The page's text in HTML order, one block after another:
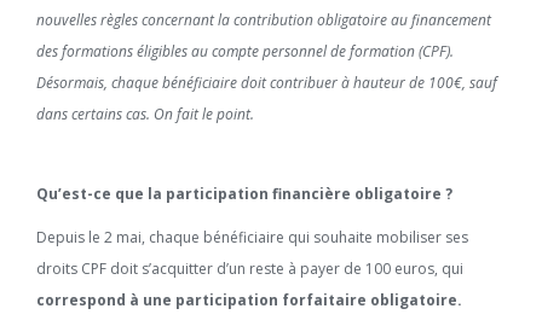
nouvelles règles concernant la contribution obligatoire au financement
des formations éligibles au compte personnel de formation (CPF).
Désormais, chaque bénéficiaire doit contribuer à hauteur de 100€, sauf
dans certains cas. On fait le point.
Qu’est-ce que la participation financière obligatoire ?
Depuis le 2 mai, chaque bénéficiaire qui souhaite mobiliser ses
droits CPF doit s’acquitter d’un reste à payer de 100 euros, qui
correspond à une participation forfaitaire obligatoire.